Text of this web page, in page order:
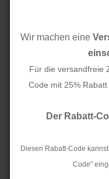
Wir machen eine
Für die versandfreie
Code mit 25%
Der Rabatt-
Diesen Rabatt-Code
Code"